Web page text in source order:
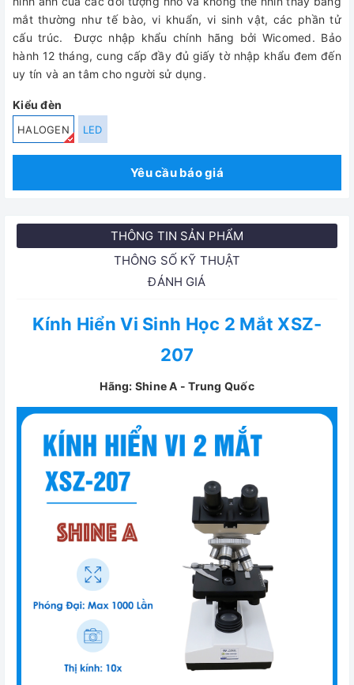
mắt thường như tế bào, vi khuẩn, vi sinh vật, các phần tử
cấu trúc.
Được nhập khẩu chính hãng bởi Wicomed. Bảo
hành 12 tháng, cung cấp đầy đủ giấy tờ nhập khẩu đem đến
uy tín và an tâm cho người sử dụng.
Kiểu đèn
HALOGEN LED
Yêu cầu báo giá
THÔNG TIN SẢN PHẨM
THÔNG SỐ KỸ THUẬT
ĐÁNH GIÁ
Kính Hiển Vi Sinh Học 2 Mắt XSZ-
207
Hãng: Shine A - Trung Quốc